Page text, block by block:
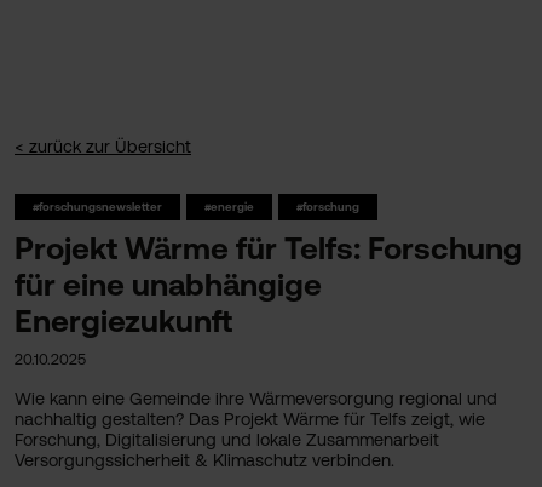
< zurück zur Übersicht
#forschungsnewsletter #energie #forschung
Projekt Wärme für Telfs: Forschung
für eine unabhängige
Energiezukunft
20.10.2025
Wie kann eine Gemeinde ihre Wärmeversorgung regional und
nachhaltig gestalten? Das Projekt Wärme für Telfs zeigt, wie
Forschung, Digitalisierung und lokale Zusammenarbeit
Versorgungssicherheit & Klimaschutz verbinden.